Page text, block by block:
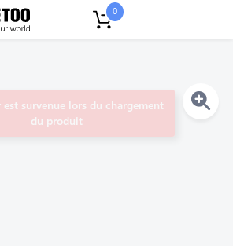
0
est survenue lors du chargement
du produit